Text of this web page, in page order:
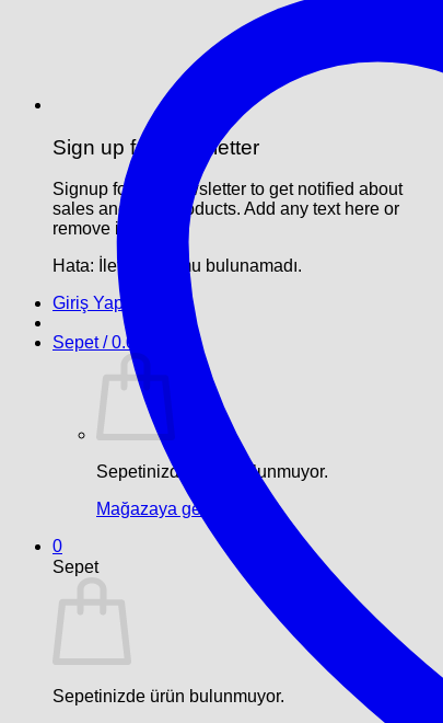
Sign up for Newsletter
Signup for our newsletter to get notified about
sales and new products. Add any text here or
remove it.
Hata: İletişim formu bulunamadı.
Giriş Yap
Sepet /0.00
Sepetinizde ürün bulunmuyor.
Mağazaya geri dön
0
Sepet
Sepetinizde ürün bulunmuyor.